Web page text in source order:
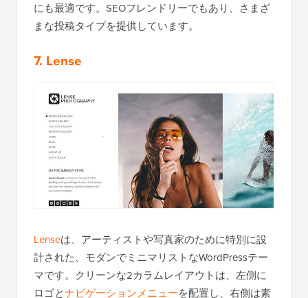
にも最適です。SEOフレンドリーでもあり、さまざ
まな投稿タイプを提供しています。
7. Lense
Lenseは、アーティストや写真家のために特別に設
計された、モダンでミニマリストなWordPressテー
マです。クリーンな2カラムレイアウトは、左側に
ロゴとナビゲーションメニューを配置し、右側は素